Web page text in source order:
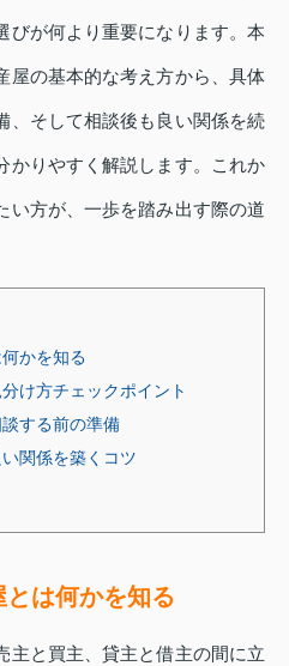
びが何より重要になります。本
屋の基本的な考え方から、具体
、そして相談後も良い関係を続
かりやすく解説します。これか
い方が、一歩を踏み出す際の道
かを知る
け方チェックポイント
する前の準備
関係を築くコツ
は何かを知る
主と買主、貸主と借主の間に立